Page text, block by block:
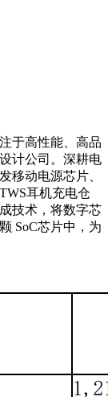
于高性能、高品
计公司。深耕电
移动电源芯片、
耳机充电仓
技术，将数字芯
SoC芯片中，为